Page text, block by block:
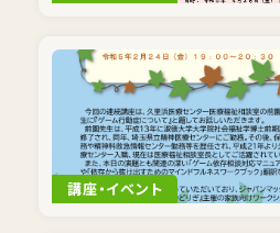
講座・イベント